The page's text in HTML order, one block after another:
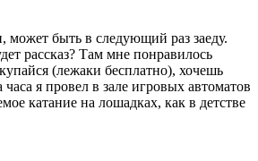
может быть в следующий раз заеду.
рассказ? Там мне понравилось
(лежаки бесплатно), хочешь
часа я провел в зале игровых автоматов
катание на лошадках, как в детстве